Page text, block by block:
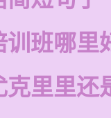
训班哪里
克里里还